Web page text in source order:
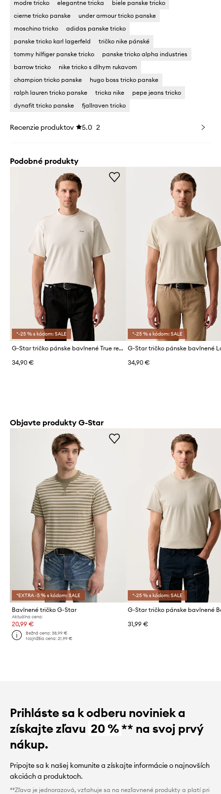
modre tricko elegantne tricka
biele panske tricko
cierne tricko panske
under armour tricko panske
moschino tricko
adidas panske tricko
panske tricko karl lagerfeld
tričko nike pánské
tommy hilfiger panske tricko
panske tricko alpha industries
barrow tricko
nike tricko s dlhym rukavom
champion tricko panske
hugo boss tricko panske
ralph lauren tricko panske
tricka nike
pepe jeans tricko
dynafit tricko panske
fjallraven tricko
Recenzie produktov 5.0 2
Podobné produkty
*-25 % s kódom: SALE
G-Star tričko pánske bavlnené True regular
34,90 €
*-25 % s kódom: SALE
G-Star tričko pánske bavlnené
34,90 €
Objavte produkty G-Star
*EXTRA -5 % s kódom: SALE
Bavlnené tričko G-Star
Aktuálna cena:
20,99 €
Bežná cena:38,99 €
Najnižšia cena:21,99 €
*-25 % s kódom: SALE
G-Star tričko pánske bavlnené
31,99 €
Prihláste sa k odberu noviniek a
získajte zľavu 20 %** na svoj prvý
nákup.
Pripojte sa k našej komunite a získajte informácie o najnovších
akciách a produktoch.
**Zľava je jednorazová, vzťahuje sa na nezľavnené produkty a platí pri